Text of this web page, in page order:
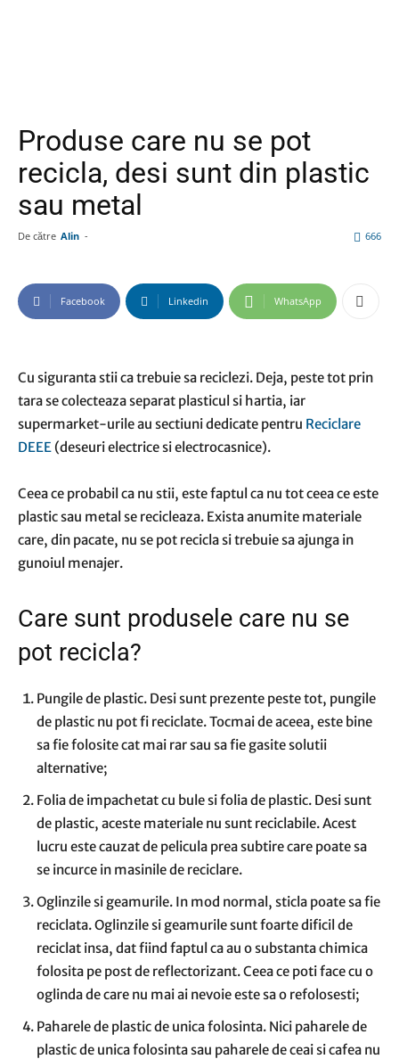
Produse care nu se pot
recicla, desi sunt din plastic
sau metal
De către Alin - 666
Facebook Linkedin WhatsApp
Cu siguranta stii ca trebuie sa reciclezi. Deja, peste tot prin
tara se colecteaza separat plasticul si hartia, iar
supermarket-urile au sectiuni dedicate pentru Reciclare
DEEE (deseuri electrice si electrocasnice).
Ceea ce probabil ca nu stii, este faptul ca nu tot ceea ce este
plastic sau metal se recicleaza. Exista anumite materiale
care, din pacate, nu se pot recicla si trebuie sa ajunga in
gunoiul menajer.
Care sunt produsele care nu se
pot recicla?
Pungile de plastic. Desi sunt prezente peste tot, pungile
de plastic nu pot fi reciclate. Tocmai de aceea, este bine
sa fie folosite cat mai rar sau sa fie gasite solutii
alternative;
Folia de impachetat cu bule si folia de plastic. Desi sunt
de plastic, aceste materiale nu sunt reciclabile. Acest
lucru este cauzat de pelicula prea subtire care poate sa
se incurce in masinile de reciclare.
Oglinzile si geamurile. In mod normal, sticla poate sa fie
reciclata. Oglinzile si geamurile sunt foarte dificil de
reciclat insa, dat fiind faptul ca au o substanta chimica
folosita pe post de reflectorizant. Ceea ce poti face cu o
oglinda de care nu mai ai nevoie este sa o refolosesti;
Paharele de plastic de unica folosinta. Nici paharele de
plastic de unica folosinta sau paharele de ceai si cafea nu